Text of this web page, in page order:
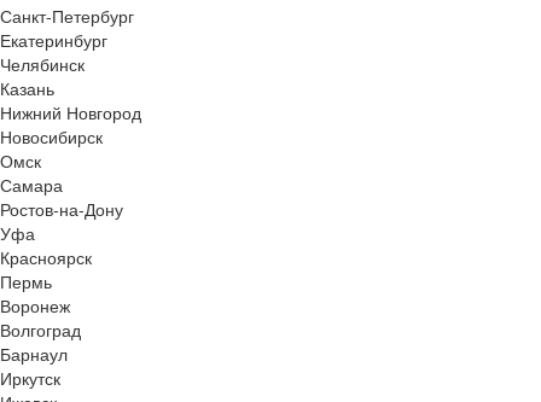
Санкт-Петербург
Екатеринбург
Челябинск
Казань
Нижний Новгород
Новосибирск
Омск
Самара
Ростов-на-Дону
Уфа
Красноярск
Пермь
Воронеж
Волгоград
Барнаул
Иркутск